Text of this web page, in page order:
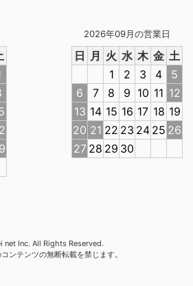
2026年09月の営業日
日 月 火 水 木 金 土
1
2 3 4
5
6
7 8 9 10 11 12
13 14 15 16 17 18 19
20 21 22 23 24 25 26
27 28 29 30
net Inc. All Rights Reserved.
ンテンツの無断転載を禁じます。